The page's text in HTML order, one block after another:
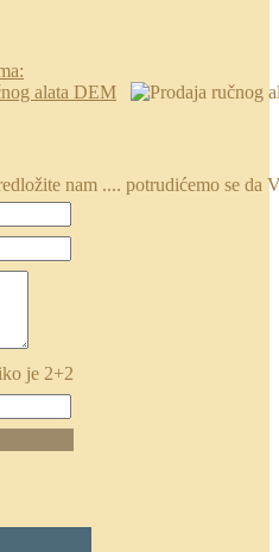
nam .... potrudićemo se
je 2+2